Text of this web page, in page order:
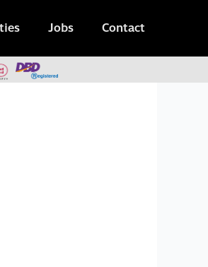
Jobs Contact